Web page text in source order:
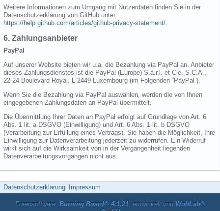
Weitere Informationen zum Umgang mit Nutzerdaten finden Sie in der
Datenschutzerklärung von GitHub unter:
https://help.github.com/articles/github-privacy-statement/
6. Zahlungsanbieter
PayPal
Auf unserer Website bieten wir u.a. die Bezahlung via PayPal an. Anbieter
dieses Zahlungsdienstes ist die PayPal (Europe) S.à.r.l. et Cie, S.C.A.,
22-24 Boulevard Royal, L-2449 Luxembourg (im Folgenden “PayPal”).
Wenn Sie die Bezahlung via PayPal auswählen, werden die von Ihnen
eingegebenen Zahlungsdaten an PayPal übermittelt.
Die Übermittlung Ihrer Daten an PayPal erfolgt auf Grundlage von Art. 6
Abs. 1 lit. a DSGVO (Einwilligung) und Art. 6 Abs. 1 lit. b DSGVO
(Verarbeitung zur Erfüllung eines Vertrags). Sie haben die Möglichkeit, Ihre
Einwilligung zur Datenverarbeitung jederzeit zu widerrufen. Ein Widerruf
wirkt sich auf die Wirksamkeit von in der Vergangenheit liegenden
Datenverarbeitungsvorgängen nicht aus.
Datenschutzerklärung Impressum
Forensoftware: Burning Board® 4.1.21, entwickelt von WoltLab®